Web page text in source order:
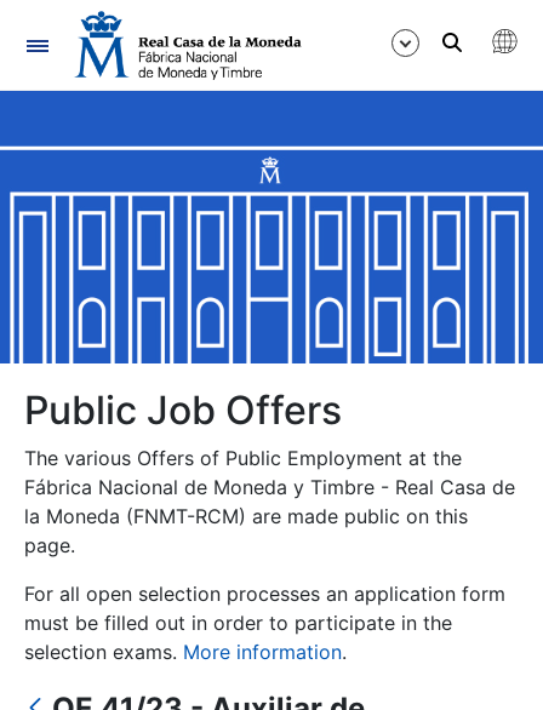
Navigation
Show/Hide
Show/Hide
Show/Hide
Show/Hide
Show/Hide
Public Job Offers
The various Offers of Public Employment at the
Fábrica Nacional de Moneda y Timbre - Real Casa de
la Moneda (FNMT-RCM) are made public on this
page.
For all open selection processes an application form
must be filled out in order to participate in the
selection exams. More information.